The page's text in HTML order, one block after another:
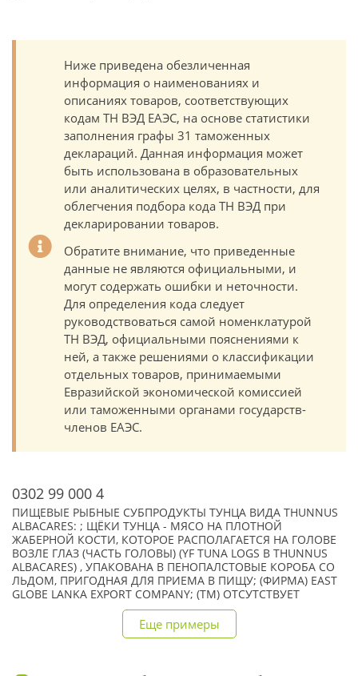
Ниже приведена обезличенная
информация о наименованиях и
описаниях товаров, соответствующих
кодам ТН ВЭД ЕАЭС, на основе статистики
заполнения графы 31 таможенных
деклараций. Данная информация может
быть использована в образовательных
или аналитических целях, в частности, для
облегчения подбора кода ТН ВЭД при
декларировании товаров.
Обратите внимание, что приведенные
данные не являются официальными, и
могут содержать ошибки и неточности.
Для определения кода следует
руководствоваться самой номенклатурой
ТН ВЭД, официальными пояснениями к
ней, а также решениями о классификации
отдельных товаров, принимаемыми
Евразийской экономической комиссией
или таможенными органами государств-
членов ЕАЭС.
0302 99 000 4
ПИЩЕВЫЕ РЫБНЫЕ СУБПРОДУКТЫ ТУНЦА ВИДА THUNNUS
ALBACARES: ; ЩЁКИ ТУНЦА - МЯСО НА ПЛОТНОЙ
ЖАБЕРНОЙ КОСТИ, КОТОРОЕ РАСПОЛАГАЕТСЯ НА ГОЛОВЕ
ВОЗЛЕ ГЛАЗ (ЧАСТЬ ГОЛОВЫ) (YF TUNA LOGS B THUNNUS
ALBACARES) , УПАКОВАНА В ПЕНОПАЛСТОВЫЕ КОРОБА СО
ЛЬДОМ, ПРИГОДНАЯ ДЛЯ ПРИЕМА В ПИЩУ; (ФИРМА) EAST
GLOBE LANKA EXPORT COMPANY; (TM) ОТСУТСТВУЕТ
Еще примеры